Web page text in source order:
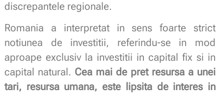
discrepantele regionale.
Romania a interpretat in sens foarte strict
notiunea de investitii, referindu-se in mod
aproape exclusiv la investitii in capital fix si in
capital natural. Cea mai de pret resursa a unei
tari, resursa umana, este lipsita de interes in